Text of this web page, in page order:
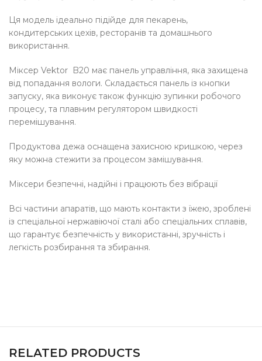
Ця модель ідеально підійде для пекарень,
кондитерських цехів, ресторанів та домашнього
використання.
Міксер Vektor B20 має панель управління, яка захищена
від попадання вологи. Складається панель із кнопки
запуску, яка виконує також функцію зупинки робочого
процесу, та плавним регулятором швидкості
перемішування.
Продуктова дежа оснащена захисною кришкою, через
яку можна стежити за процесом замішування.
Міксери безпечні, надійні і працюють без вібрації
Всі частини апаратів, що мають контакти з їжею, зроблені
із спеціальної нержавіючої сталі або спеціальних сплавів,
що гарантує безпечність у використанні, зручність і
легкість розбирання та збирання.
RELATED PRODUCTS